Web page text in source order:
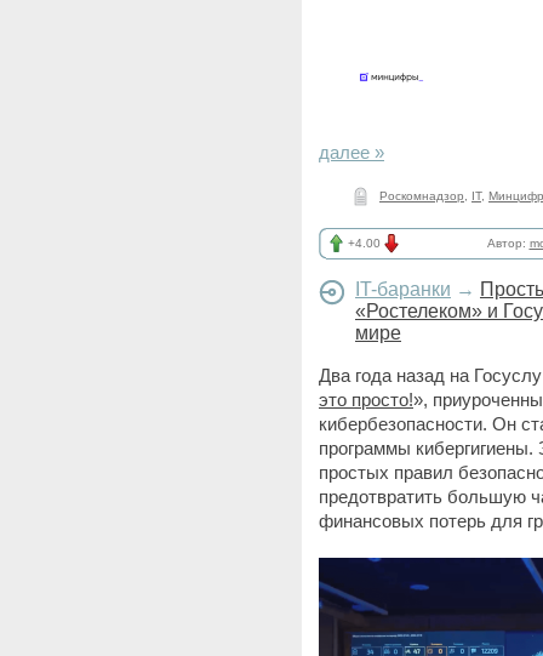
далее »
Роскомнадзор IT,
+4.00 Автор:
IT-баранки →
«Ростелеком» и
мире
Два года назад на
это просто!»,
кибербезопасности. Он
программы кибергигиены.
простых правил
предотвратить большую
финансовых потерь для